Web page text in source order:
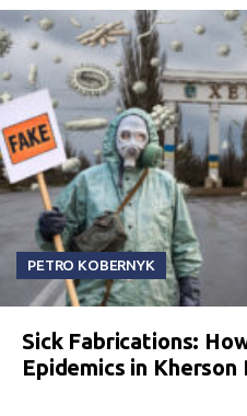
PETRO KOBERNYK
Sick Fabrications:
Epidemics in Kherson